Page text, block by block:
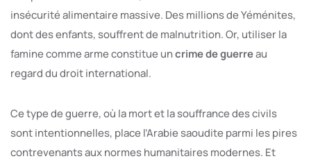
insécurité alimentaire massive. Des millions de Yéménites,
dont des enfants, souffrent de malnutrition. Or, utiliser la
famine comme arme constitue uncrime de guerreau
regard du droit international.
Ce type de guerre, où la mort et la souffrance des civils
sont intentionnelles, place l’Arabie saoudite parmi les pires
contrevenants aux normes humanitaires modernes. Et